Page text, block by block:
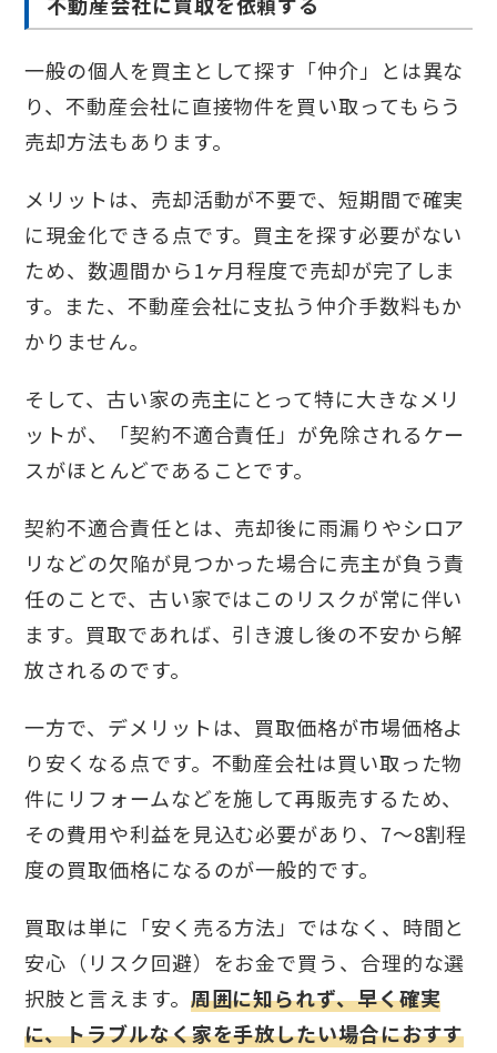
一般の個人を買主として探す「仲介」とは異な
り、不動産会社に直接物件を買い取ってもらう
売却方法もあります。
メリットは、売却活動が不要で、短期間で確実
に現金化できる点です。買主を探す必要がない
ため、数週間から1ヶ月程度で売却が完了しま
す。また、不動産会社に支払う仲介手数料もか
かりません。
そして、古い家の売主にとって特に大きなメリ
ットが、「契約不適合責任」が免除されるケー
スがほとんどであることです。
契約不適合責任とは、売却後に雨漏りやシロア
リなどの欠陥が見つかった場合に売主が負う責
任のことで、古い家ではこのリスクが常に伴い
ます。買取であれば、引き渡し後の不安から解
放されるのです。
一方で、デメリットは、買取価格が市場価格よ
り安くなる点です。不動産会社は買い取った物
件にリフォームなどを施して再販売するため、
その費用や利益を見込む必要があり、7～8割程
度の買取価格になるのが一般的です。
買取は単に「安く売る方法」ではなく、時間と
安心（リスク回避）をお金で買う、合理的な選
択肢と言えます。 周囲に知られず、早く確実
に、トラブルなく家を手放したい場合におすす